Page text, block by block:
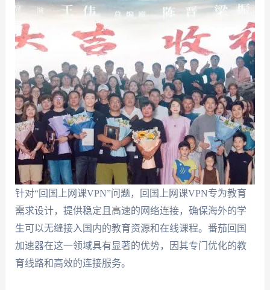
针对“回国上网课VPN”问题，回国上网课VPN专为教育
需求设计，提供稳定且高速的网络连接，确保海外的学
生可以无缝接入国内的教育资源和在线课程。番茄回国
加速器在这一领域具有显著的优势，因其专门优化的教
育线路和高效的连接服务。